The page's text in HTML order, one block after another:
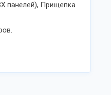
панелей), Прищепка